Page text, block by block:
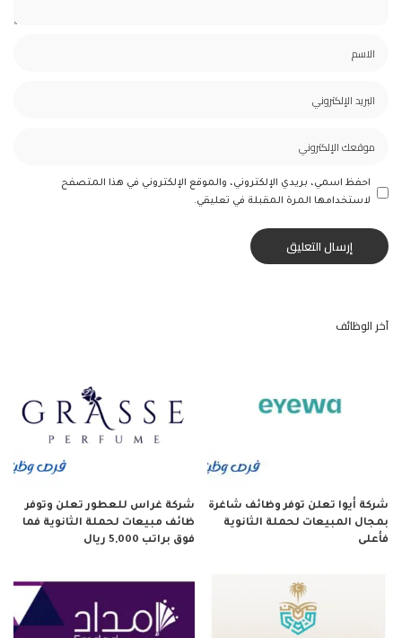
احفظ اسمي، بريدي الإلكتروني، والموقع الإلكتروني في هذا المتصفح
لاستخدامها المرة المقبلة في تعليقي.
آخر الوظائف
شركة أيوا تعلن توفر وظائف شاغرة
بمجال المبيعات لحملة الثانوية
فأعلى
شركة غراس للعطور تعلن وتوفر
ظائف مبيعات لحملة الثانوية فما
فوق براتب 5,000 ريال